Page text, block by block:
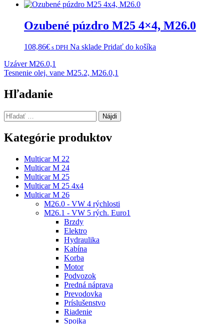
Ozubené púzdro M25 4×4, M26.0
108,86€ s DPH Na sklade Pridať do košíka
Navigácia
v
článku
Uzáver M26.0,1
Tesnenie olej. vane M25.2, M26.0,1
Hľadanie
Hľadať:
Kategórie produktov
Multicar M 22
Multicar M 24
Multicar M 25
Multicar M 25 4x4
Multicar M 26
M26.0 - VW 4 rýchlosti
M26.1 - VW 5 rých. Euro1
Brzdy
Elektro
Hydraulika
Kabína
Korba
Motor
Podvozok
Predná náprava
Prevodovka
Príslušenstvo
Riadenie
Spojka